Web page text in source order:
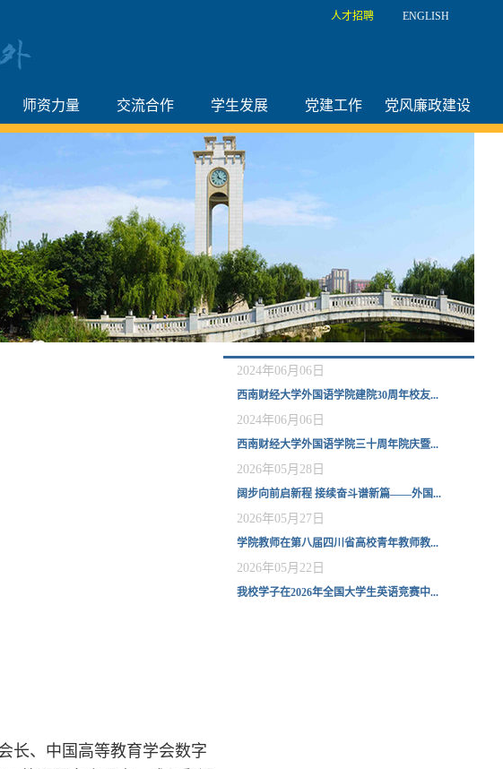
ENGLISH
人才招聘
师资力量 交流合作 学生发展 党建工作 党风廉政建设
长、中国高等教育学会数字
2024年06月06日
西南财经大学外国语学院建院30周年校友...
2024年06月06日
西南财经大学外国语学院三十周年院庆暨...
2026年05月28日
阔步向前启新程 接续奋斗谱新篇——外国...
2026年05月27日
学院教师在第八届四川省高校青年教师教...
2026年05月22日
我校学子在2026年全国大学生英语竞赛中...